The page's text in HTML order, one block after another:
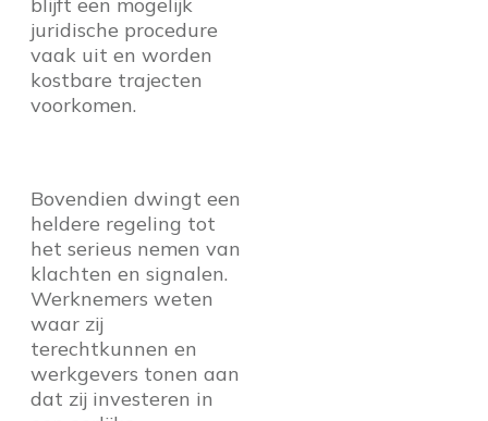
juridische procedure
vaak uit en worden
kostbare trajecten
voorkomen.
Bovendien dwingt een
heldere regeling tot
het serieus nemen van
klachten en signalen.
Werknemers weten
waar zij
terechtkunnen en
werkgevers tonen aan
dat zij investeren in